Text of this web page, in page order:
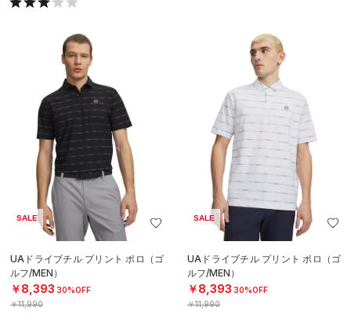
SALE
UAドライブチル プリント ポロ（ゴ
ルフ/MEN）
￥8,393 30%OFF
￥11,990
SALE
UAドライブチル プリント ポロ（ゴ
ルフ/MEN）
￥8,393 30%OFF
￥11,990